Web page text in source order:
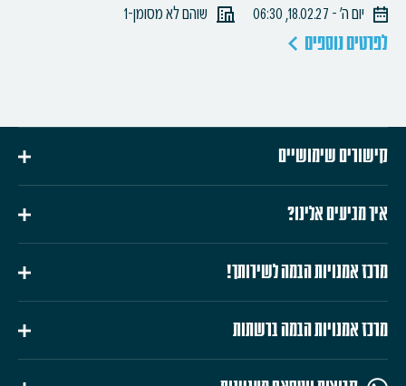
יום ה׳ - 18.02.27, 06:30 שוהם לא מסומן-1
לפרטים נוספים
קישורים שימושיים
איך מגיעים אלינו?
מרכז אמנויות הבמה לשירותך!
מרכז אמנויות הבמה ברשתות